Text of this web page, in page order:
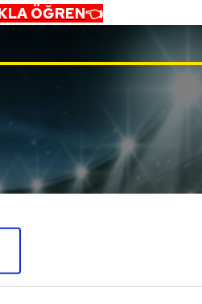
ÖĞREN👈